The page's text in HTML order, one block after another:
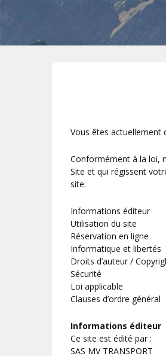
Vous êtes actuellement
Conformément à la loi,
Site et qui régissent
site.
Informations éditeur
Utilisation du site
Réservation en ligne
Informatique et libertés
Droits d’auteur /
Sécurité
Loi applicable
Clauses d’ordre général
Informations éditeur
Ce site est édité par :
SAS MV TRANSPORT